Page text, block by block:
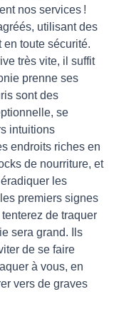
nos services !
utilisant des
toute sécurité.
très vite, il suffit
prenne ses
sont des
se
intuitions
endroits riches en
de nourriture, et
les
premiers signes
de traquer
sera grand. Ils
de se faire
à vous, en
vers de graves